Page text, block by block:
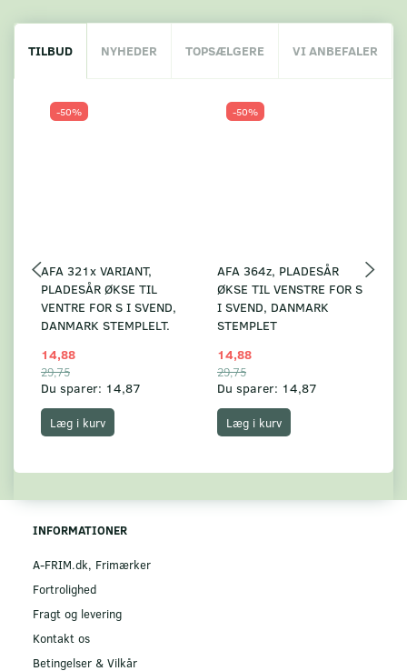
TILBUD NYHEDER TOPSÆLGERE VI ANBEFALER
-50%
AFA 321x VARIANT,
PLADESÅR ØKSE TIL
VENTRE FOR S I SVEND,
DANMARK STEMPLELT.
14,88
29,75
Du sparer: 14,87
Læg i kurv
-50%
AFA 364z, PLADESÅR
ØKSE TIL VENSTRE FOR S
I SVEND, DANMARK
STEMPLET
14,88
29,75
Du sparer: 14,87
Læg i kurv
INFORMATIONER
A-FRIM.dk, Frimærker
Fortrolighed
Fragt og levering
Kontakt os
Betingelser & Vilkår